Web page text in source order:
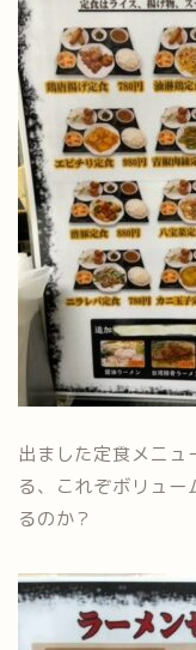
出ました定食メニュ
る、これぞボリュ
るのか？